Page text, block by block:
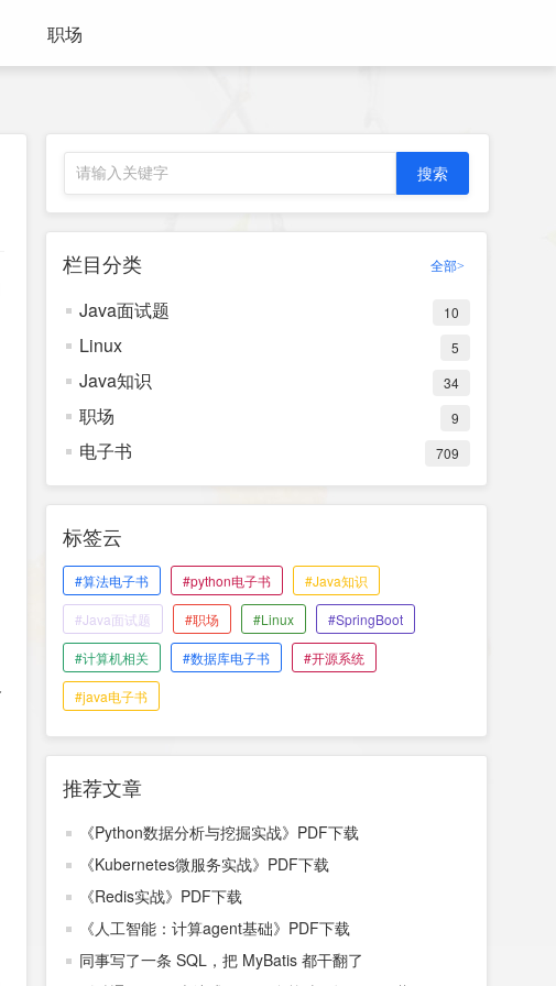
职场
栏目分类 全部>
Java面试题 10
Linux 5
Java知识 34
职场 9
电子书 709
标签云
#算法电子书 #python电子书 #Java知识
#Java面试题 #职场 #Linux #SpringBoot
#计算机相关 #数据库电子书 #开源系统
#java电子书
推荐文章
《Python数据分析与挖掘实战》PDF下载
《Kubernetes微服务实战》PDF下载
《Redis实战》PDF下载
《人工智能：计算agent基础》PDF下载
同事写了一条 SQL，把 MyBatis 都干翻了